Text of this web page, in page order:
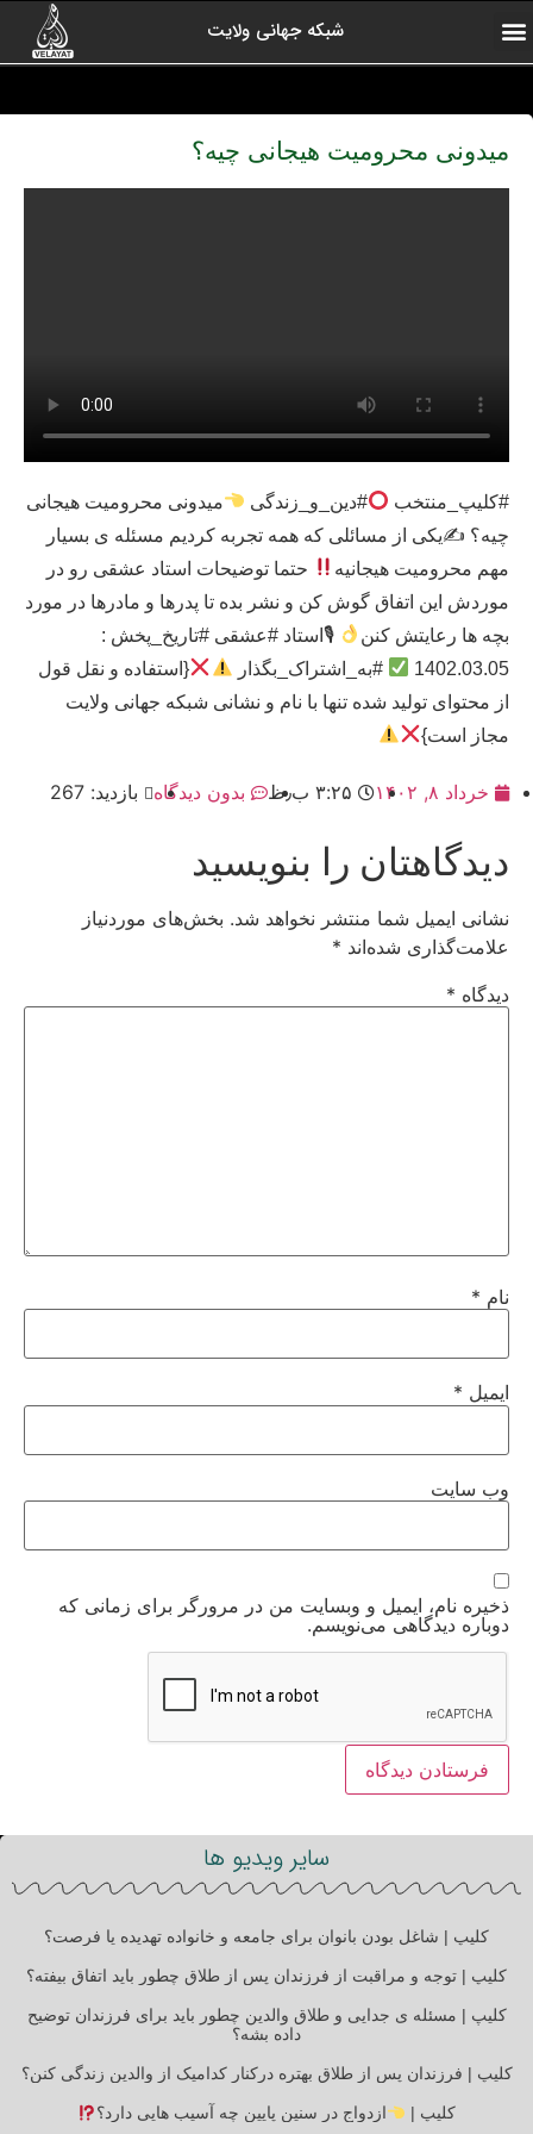
شبکه جهانی ولایت
میدونی محرومیت هیجانی چیه؟
#کلیپ_منتخب #دین_و_زندگی
میدونی محرومیت هیجانی
چیه؟ ✍یکی از مسائلی که همه تجربه کردیم مسئله ی بسیار
مهم محرومیت هیجانیه
حتما توضیحات استاد عشقی رو در
موردش این اتفاق گوش کن و نشر بده تا پدرها و مادرها در مورد
بچه ها رعایتش کنن
🎙استاد #عشقی #تاریخ_پخش :
1402.03.05
#به_اشتراک_بگذار
{استفاده و نقل قول
از محتوای تولید شده تنها با نام و نشانی شبکه جهانی ولایت
مجاز است}
خرداد ۸, ۱۴۰۲ ۳:۲۵ ب٫ظ بدون دیدگاه بازدید: 267
دیدگاهتان را بنویسید
نشانی ایمیل شما منتشر نخواهد شد. بخش‌های موردنیاز
علامت‌گذاری شده‌اند *
دیدگاه *
نام *
ایمیل *
وب‌ سایت
ذخیره نام، ایمیل و وبسایت من در مرورگر برای زمانی که
دوباره دیدگاهی می‌نویسم.
سایر ویدیو ها
کلیپ | شاغل بودن بانوان برای جامعه و خانواده تهدیده یا فرصت؟
کلیپ | توجه و مراقبت از فرزندان پس از طلاق چطور باید اتفاق بیفته؟
کلیپ | مسئله ی جدایی و طلاق والدین چطور باید برای فرزندان توضیح
داده بشه؟
کلیپ | فرزندان پس از طلاق بهتره درکنار کدامیک از والدین زندگی کنن؟
کلیپ | ازدواج در سنین پایین چه آسیب هایی دارد؟